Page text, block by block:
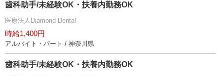
歯科助手/未経験OK・扶養内勤務OK
医療法人Diamond Dental
時給1,400円
アルバイト・パート / 神奈川県
歯科助手/未経験OK・扶養内勤務OK